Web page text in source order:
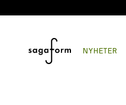
NYHETER